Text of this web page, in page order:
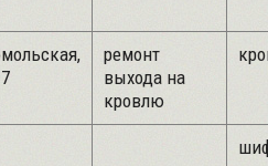
ремонт
выхода на
кровлю